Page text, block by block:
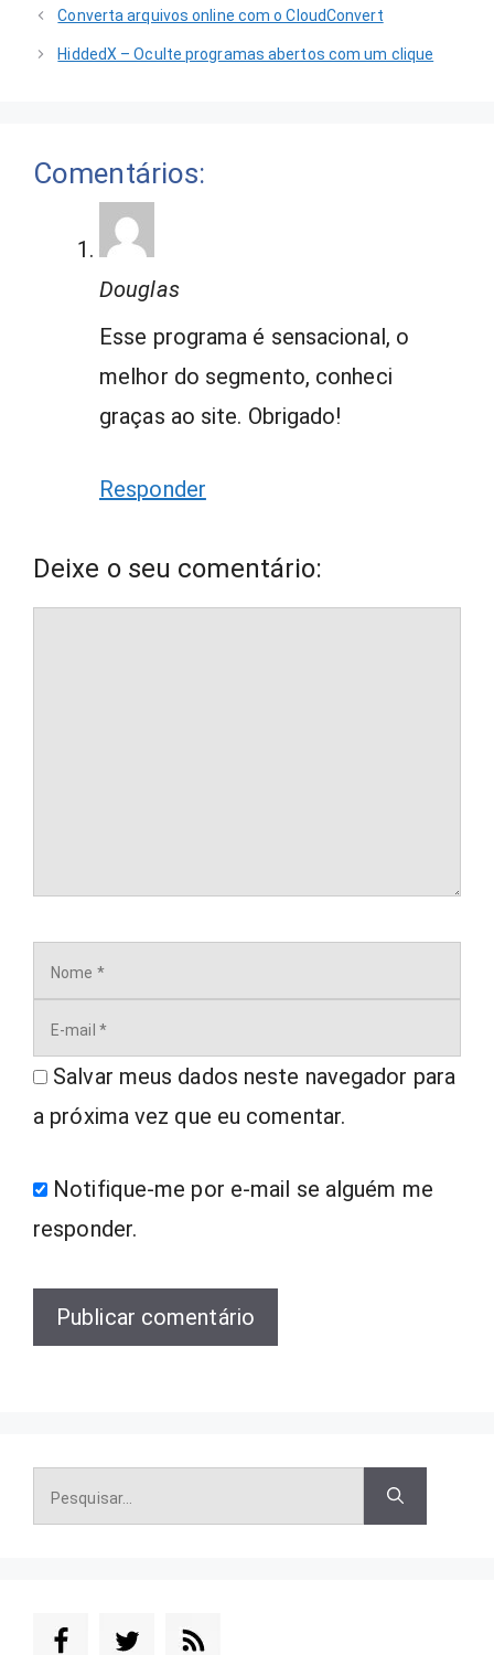
Converta arquivos online com o CloudConvert
HiddedX – Oculte programas abertos com um clique
Comentários:
Douglas
Esse programa é sensacional, o
melhor do segmento, conheci
graças ao site. Obrigado!
Responder
Deixe o seu comentário:
Nome
E-
mail
Salvar meus dados neste navegador para
a próxima vez que eu comentar.
Notifique-me por e-mail se alguém me
responder.
Pesquisar
por: